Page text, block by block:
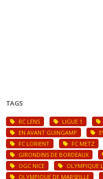
TAGS
RC LENS LIGUE 1
EN AVANT GUINGAMP
FC LORIENT
FC METZ
GIRONDINS DE BORDEAUX
OGC NICE
OLYMPIQUE
OLYMPIQUE DE MARSEILLE